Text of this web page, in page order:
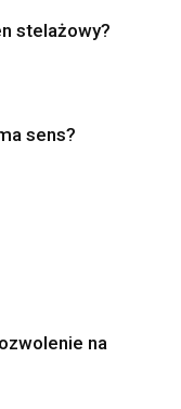
stelażowy?
sens?
na